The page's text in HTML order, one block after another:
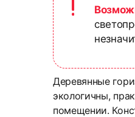
Деревянные
экологичны,
помещении.